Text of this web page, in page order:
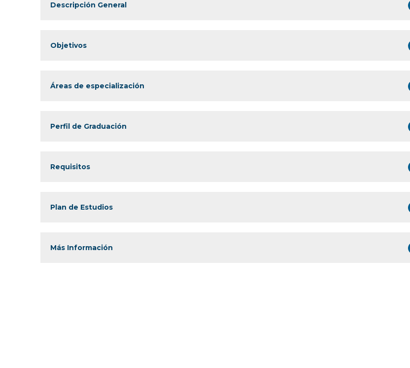
Descripción General
Objetivos
Áreas de especialización
Perfil de Graduación
Requisitos
Plan de Estudios
Más Información